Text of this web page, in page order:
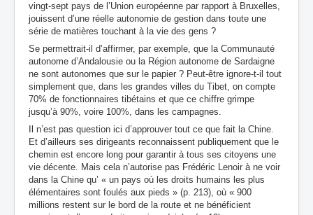
vingt-sept pays de l’Union européenne par rapport à Bruxelles,
jouissent d’une réelle autonomie de gestion dans toute une
série de matières touchant à la vie des gens ?
Se permettrait-il d’affirmer, par exemple, que la Communauté
autonome d’Andalousie ou la Région autonome de Sardaigne
ne sont autonomes que sur le papier ? Peut-être ignore-t-il tout
simplement que, dans les grandes villes du Tibet, on compte
70% de fonctionnaires tibétains et que ce chiffre grimpe
jusqu’à 90%, voire 100%, dans les campagnes.
Il n’est pas question ici d’approuver tout ce que fait la Chine.
Et d’ailleurs ses dirigeants reconnaissent publiquement que le
chemin est encore long pour garantir à tous ses citoyens une
vie décente. Mais cela n’autorise pas Frédéric Lenoir à ne voir
dans la Chine qu’ « un pays où les droits humains les plus
élémentaires sont foulés aux pieds » (p. 213), où « 900
millions restent sur le bord de la route et ne bénéficient